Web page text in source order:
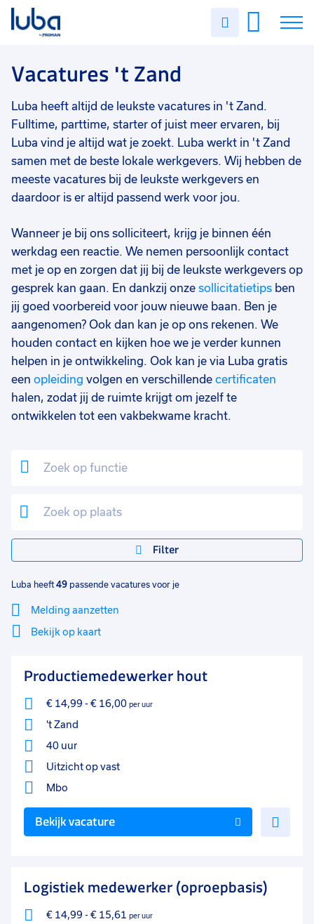
Uren
Vacatures
Over ons
Voor werkgevers
Contact
Vacatures 't Zand
Luba heeft altijd de leukste vacatures in 't Zand.
Fulltime, parttime, starter of juist meer ervaren, bij
Luba vind je altijd wat je zoekt. Luba werkt in 't Zand
samen met de beste lokale werkgevers. Wij hebben de
meeste vacatures bij de leukste werkgevers en
daardoor is er altijd passend werk voor jou.
Wanneer je bij ons solliciteert, krijg je binnen één
werkdag een reactie. We nemen persoonlijk contact
met je op en zorgen dat jij bij de leukste werkgevers op
gesprek kan gaan. En dankzij onze sollicitatietips ben
jij goed voorbereid voor jouw nieuwe baan. Ben je
aangenomen? Ook dan kan je op ons rekenen. We
houden contact en kijken hoe we je verder kunnen
helpen in je ontwikkeling. Ook kan je via Luba gratis
een opleiding volgen en verschillende certificaten
halen, zodat jij de ruimte krijgt om jezelf te
ontwikkelen tot een vakbekwame kracht.
Filter
Filter vacatures
Vakgebied 0
Industrie/productie
Techniek
Food 5
4
Agro 4
Staf/HR/Management
Transport/chauffeurs 3
Commercieel
Administratief/secretarieel 1
1
Opleidingsniveau 0
30
Vmbo 17
Vast 11
Tijdelijk 11
Uren per week 0
37 - 40+ uur 45
17 - 24 uur
9 - 16 uur
Luba heeft 49 passende vacatures voor je
Melding aanzetten
Bekijk op kaart
Filter
Sluiten
Productiemedewerker hout
€ 14,99 - € 16,00 per uur
't Zand
40 uur
Uitzicht op vast
Mbo
Bekijk vacature
Logistiek medewerker (oproepbasis)
€ 14,99 - € 15,61 per uur